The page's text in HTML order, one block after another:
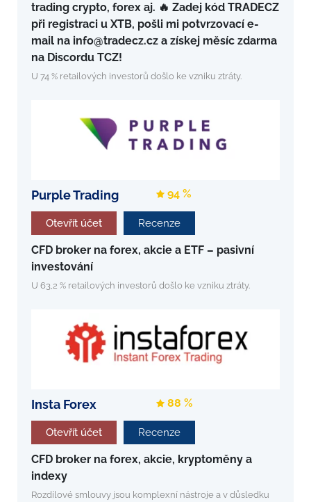
trading crypto, forex aj. 🔥 Zadej kód TRADECZ
při registraci u XTB, pošli mi potvrzovací e-
mail na info@tradecz.cz a získej měsíc zdarma
na Discordu TCZ!
U 74 % retailových investorů došlo ke vzniku ztráty.
Purple Trading 94 %
Otevřít účet Recenze
CFD broker na forex, akcie a ETF – pasivní
investování
U 63,2 % retailových investorů došlo ke vzniku ztráty.
Insta Forex 88 %
Otevřít účet Recenze
CFD broker na forex, akcie, kryptoměny a
indexy
Rozdílové smlouvy jsou komplexní nástroje a v důsledku